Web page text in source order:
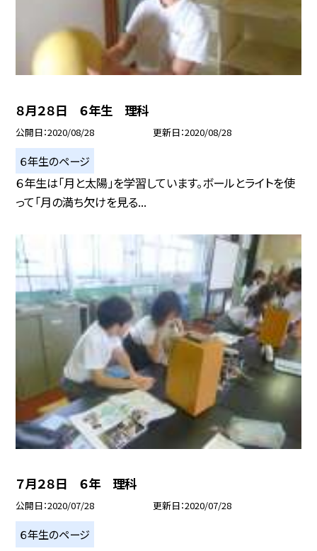
８月２８日 ６年生 理科
公開日 2020/08/28 更新日 2020/08/28
６年生のページ
６年生は「月と太陽」を学習しています。ボールとライトを使
って「月の満ち欠けを見る...
７月２８日 ６年 理科
公開日 2020/07/28 更新日 2020/07/28
６年生のページ